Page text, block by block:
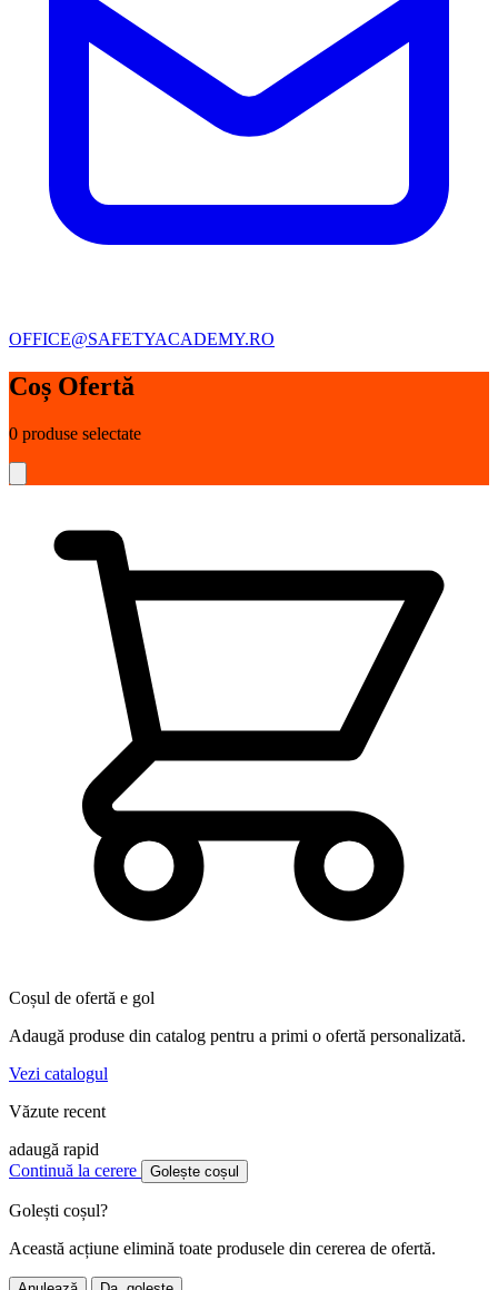
OFFICE@SAFETYACADEMY.RO
Coș Ofertă
0 produse selectate
Coșul de ofertă e gol
Adaugă produse din catalog pentru a primi o ofertă personalizată.
Vezi catalogul
Văzute recent
adaugă rapid
Continuă la cerere
Golește coșul
Golești coșul?
Această acțiune elimină toate produsele din cererea de ofertă.